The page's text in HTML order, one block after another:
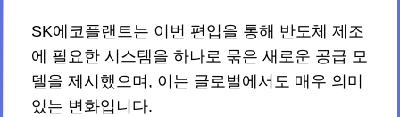
SK에코플랜트는 이번 편입을 통해 반도체 제조
에 필요한 시스템을 하나로 묶은 새로운 공급 모
델을 제시했으며, 이는 글로벌에서도 매우 의미
있는 변화입니다.